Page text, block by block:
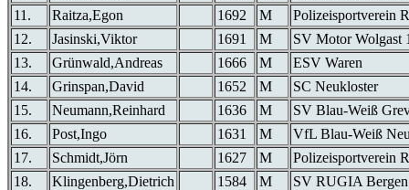
11.
Raitza,Egon 1692 M
Polizeisportverein R
12.
Jasinski,Viktor 1691 M
SV Motor Wolgast
13.
Grünwald,Andreas 1666 M
ESV Waren
14.
Grinspan,David 1652 M
SC Neukloster
15.
Neumann,Reinhard 1636 M
SV Blau-Weiß
16.
Post,Ingo 1631 M
VfL Blau-Weiß
17.
Schmidt,Jörn 1627 M
Polizeisportverein R
18.
Klingenberg,Dietrich 1584 M
SV RUGIA Bergen